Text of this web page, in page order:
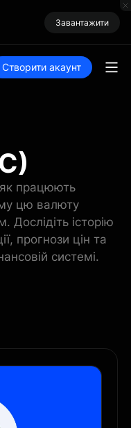
Завантажити
Створити акаунт
працюють
цю валюту
історію
прогнози цін та
системі.